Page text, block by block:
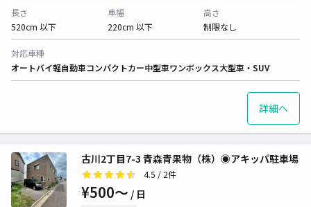
長さ
520cm 以下
車幅
220cm 以下
高さ
制限なし
対応車種
オートバイ軽自動車コンパクトカー中型車ワンボックス大型車・SUV
詳細へ
古川2丁目7-3 青森青果物（株）◉アキッパ駐車場
4.5 / 2件
¥500〜 / 日